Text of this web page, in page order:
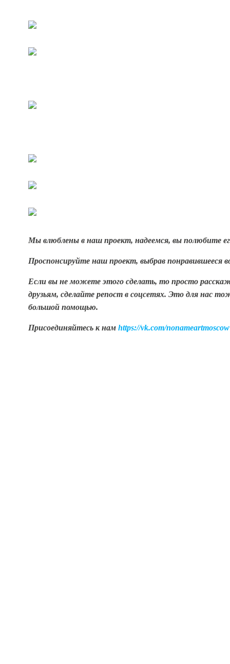
Мы влюблены в наш проект, надеемся, вы полюбите
Проспонсируйте наш проект, выбрав понравившееся
Если вы не можете этого сделать, то просто
друзьям, сделайте репост в соцсетях. Это для нас
большой помощью.
Присоединяйтесь к нам https://vk.com/nonameartmoscow